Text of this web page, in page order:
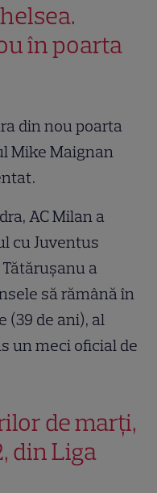
în poarta
din nou poarta
Mike Maignan
AC Milan a
cu Juventus
a
să rămână în
(39 de ani), al
un meci oficial de
de marţi,
din Liga